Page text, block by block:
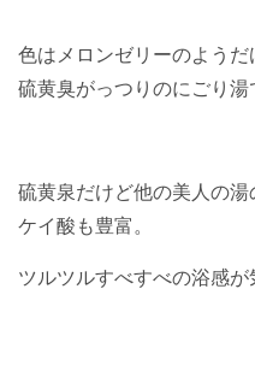
色はメロンゼリーのようだ
硫黄臭がっつりのにごり湯
硫黄泉だけど他の美人の
ケイ酸も豊富。
ツルツルすべすべの浴感が